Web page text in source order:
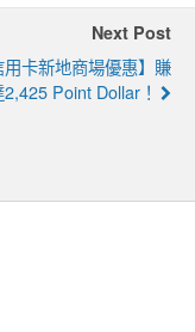
Next Post
用卡新地商場優惠】賺
Point Dollar！